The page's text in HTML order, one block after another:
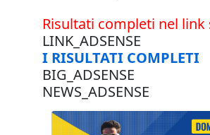
Risultati completi nel
LINK_ADSENSE
I RISULTATI COMPLETI
BIG_ADSENSE
NEWS_ADSENSE